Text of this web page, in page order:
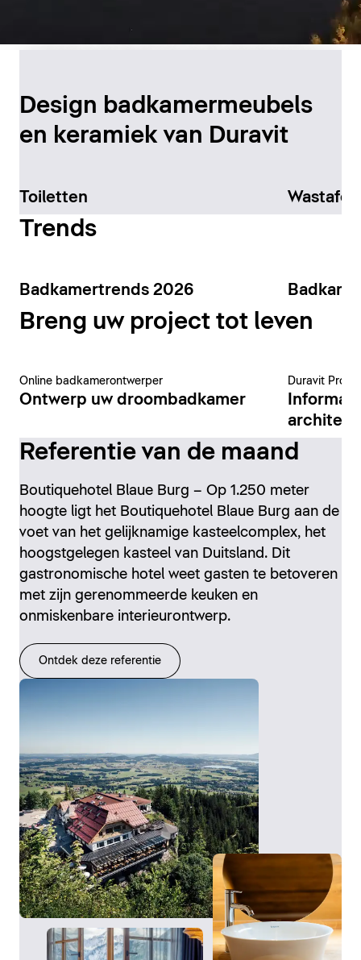
Canada
Meer informatie
Design badkamermeubels
en keramiek van Duravit
Toiletten
Trends
Badkamertrends 2026
Breng uw project tot leven
Online badkamerontwerper
Ontwerp uw droombadkamer
Duravit Pro-
Referentie van de maand
Boutiquehotel Blaue Burg – Op 1.250 meter
hoogte ligt het Boutiquehotel Blaue Burg aan de
voet van het gelijknamige kasteelcomplex, het
hoogstgelegen kasteel van Duitsland. Dit
gastronomische hotel weet gasten te betoveren
met zijn gerenommeerde keuken en
onmiskenbare interieurontwerp.
Ontdek deze referentie